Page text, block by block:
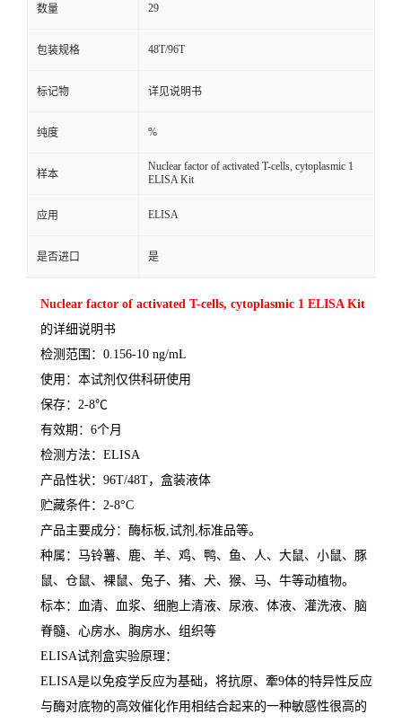
数量 29
包装规格 48T/96T
标记物 详见说明书
纯度 %
样本
Nuclear factor of activated T-cells, cytoplasmic 1
ELISA Kit
应用 ELISA
是否进口 是
Nuclear factor of activated T-cells, cytoplasmic 1 ELISA Kit
的详细说明书
检测范围： 0.156-10 ng/mL
使用：本试剂仅供科研使用
保存： 2-8℃
有效期： 6个月
检测方法： ELISA
产品性状： 96T/48T，盒装液体
贮藏条件： 2-8°C
产品主要成分：酶标板 试剂 标准品等。
种属：马铃薯、鹿、羊、鸡、鸭、鱼、人、大鼠、小鼠、豚
鼠、仓鼠、裸鼠、兔子、猪、犬、猴、马、牛等动植物。
标本：血清、血浆、细胞上清液、尿液、体液、灌洗液、脑
脊髓、心房水、胸房水、组织等
ELISA试剂盒实验原理：
ELISA是以免疫学反应为基础，将抗原、牽9体的特异性反应
与酶对底物的高效催化作用相结合起来的一种敏感性很高的